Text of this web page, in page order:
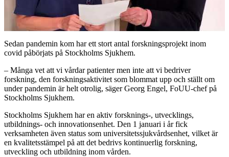
Sedan pandemin kom har ett stort antal forskningsprojekt inom
covid påbörjats på Stockholms Sjukhem.
– Många vet att vi vårdar patienter men inte att vi bedriver
forskning, den forskningsaktivitet som blommat upp och ställt om
under pandemin är helt otrolig, säger Georg Engel, FoUU-chef på
Stockholms Sjukhem.
Stockholms Sjukhem har en aktiv forsknings-, utvecklings,
utbildnings- och innovationsenhet. Den 1 januari i år fick
verksamheten även status som universitetssjukvårdsenhet, vilket är
en kvalitetsstämpel på att det bedrivs kontinuerlig forskning,
utveckling och utbildning inom vården.